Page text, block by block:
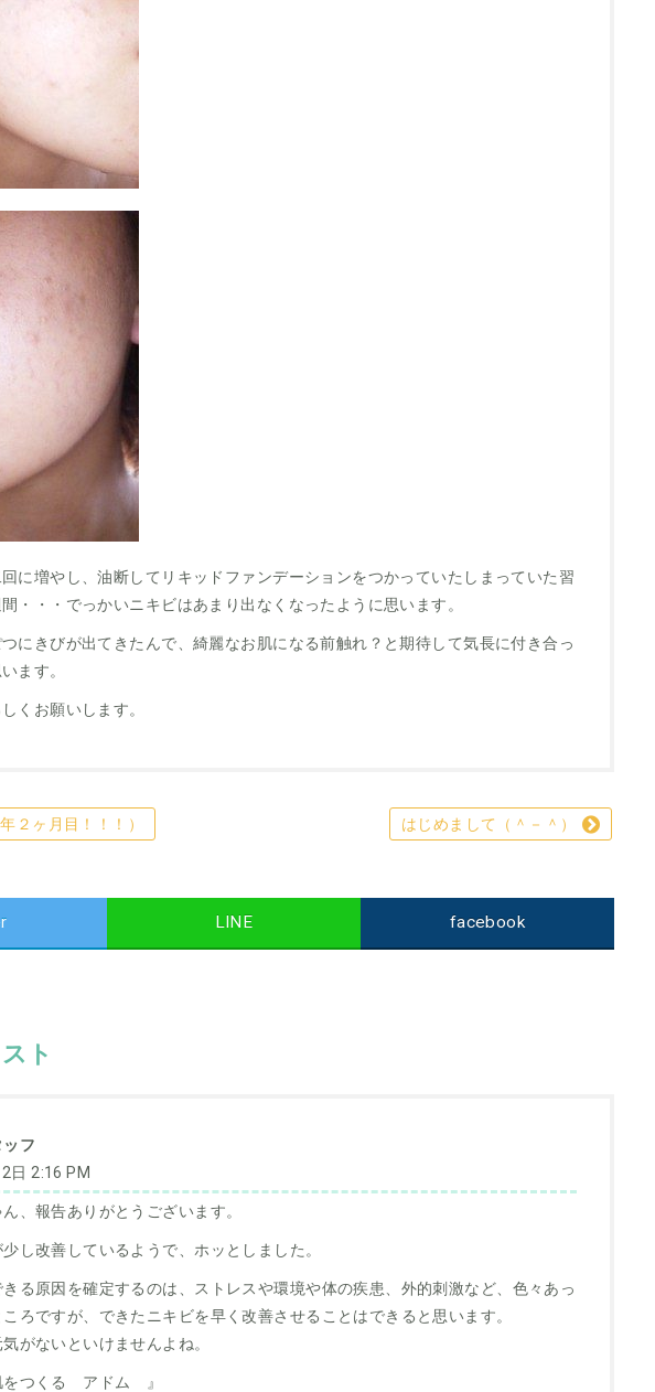
に増やし、油断してリキッドファンデーションをつかっていたしまっていた習
・・・でっかいニキビはあまり出なくなったように思います。
にきびが出てきたんで、綺麗なお肌になる前触れ？と期待して気長に付き合っ
ます。
くお願いします。
ヶ月目！！！） はじめまして（＾－＾）
LINE facebook
ト
フ
日 2:16 PM
、報告ありがとうございます。
し改善しているようで、ホッとしました。
きる原因を確定するのは、ストレスや環境や体の疾患、外的刺激など、色々あっ
ろですが、できたニキビを早く改善させることはできると思います。
がないといけませんよね。
をつくる アドム 』